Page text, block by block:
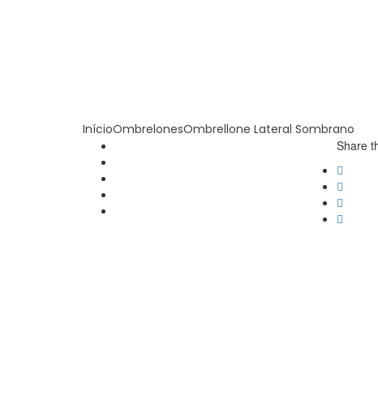
InícioOmbrelonesOmbrellone Lateral Sombrano
Share